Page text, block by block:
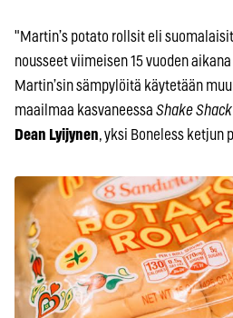
"Martin’s potato rollsit eli
nousseet viimeisen 15 vuoden
Martin’sin sämpylöitä käytetään
maailmaa kasvaneessa Shake Shack
Dean Lyijynen, yksi Boneless ketjun